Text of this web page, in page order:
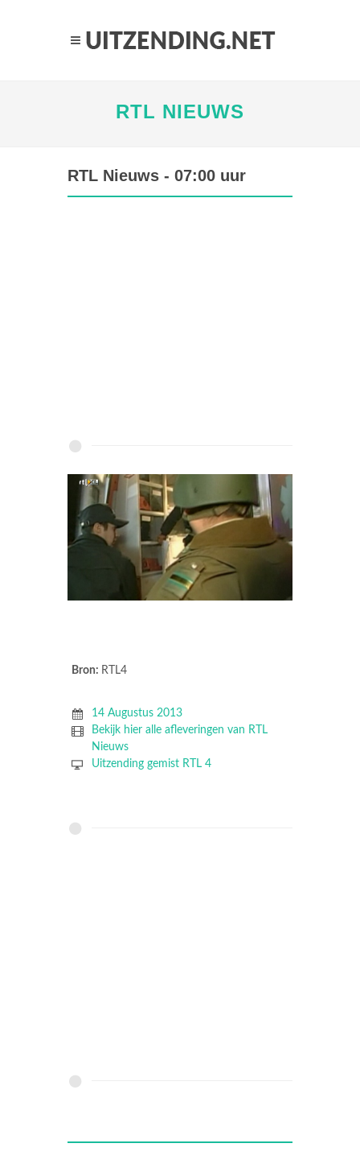
RTL NIEUWS
RTL Nieuws - 07:00 uur
Bron: RTL4
14 Augustus 2013
Bekijk hier alle afleveringen van RTL
Nieuws
Uitzending gemist RTL 4